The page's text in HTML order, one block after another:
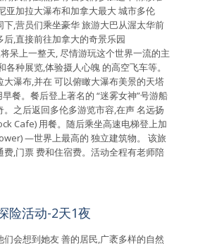
亚加拉大瀑布和加拿大最大 城市多伦
下,营员们乘坐豪华 旅游大巴从渥太华前
,直接前往加拿大的奇景乐园
呆上一整天, 尽情游玩这个世界一流的主
各种展览,体验摄人心魄 的高空飞车等。
大瀑布,并在 可以俯瞰大瀑布美景的天塔
餐。餐后登上著名的 “迷雾女神”号游船
之后返回多伦多游览市容,在声 名远扬
Cafe) 用餐。随后乘坐高速电梯登上加
—世界上最高的 独立建筑物。 该旅
费,门票 费和住宿费。活动全程有老师陪
险活动-2天1夜
们会想到她友 善的居民,广袤多样的自然